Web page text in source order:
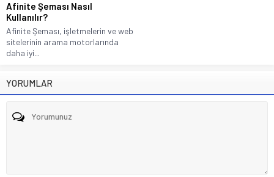
Afinite Şeması Nasıl
Kullanılır?
Afinite Şeması, işletmelerin ve web
sitelerinin arama motorlarında
daha iyi...
YORUMLAR